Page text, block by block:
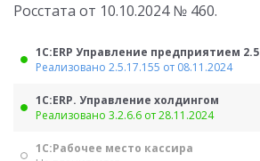
Росстата от 10.10.2024 № 460.
1С:ERP Управление предприятием 2.5
Реализовано 2.5.17.155 от 08.11.2024
1С:ERP. Управление холдингом
Реализовано 3.2.6.6 от 28.11.2024
1С:Рабочее место кассира